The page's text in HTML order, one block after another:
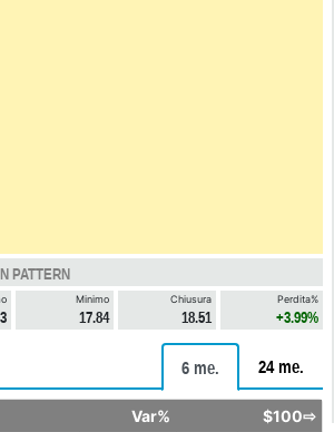
PATTERN
Minimo
17.84
Chiusura
18.51
Perdita%
+3.99%
6 me. 24 me.
Var% $100⇨